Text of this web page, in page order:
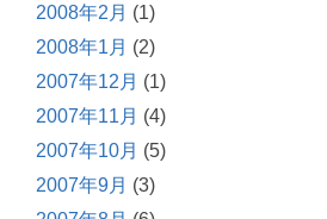
2008年2月 (1)
2008年1月 (2)
2007年12月 (1)
2007年11月 (4)
2007年10月 (5)
2007年9月 (3)